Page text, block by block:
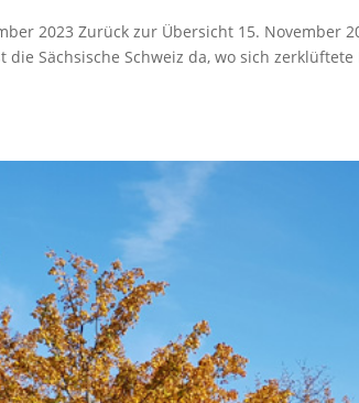
2023 Zurück zur Übersicht 15. November
die Sächsische Schweiz da, wo sich